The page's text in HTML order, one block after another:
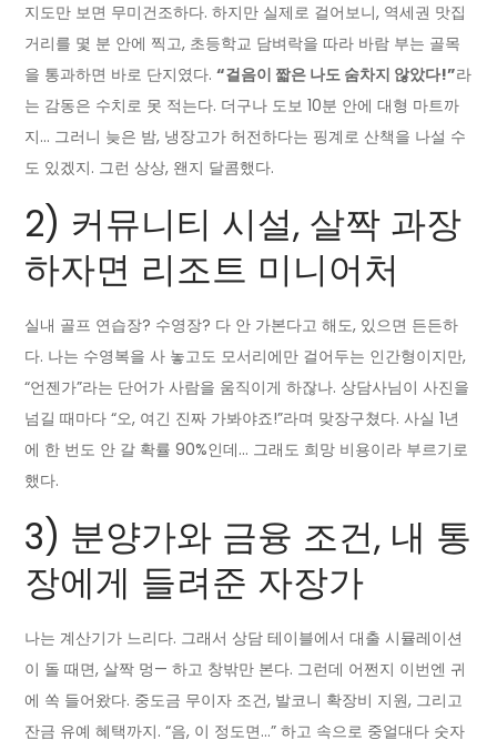
지도만 보면 무미건조하다. 하지만 실제로 걸어보니, 역세권 맛집
거리를 몇 분 안에 찍고, 초등학교 담벼락을 따라 바람 부는 골목
을 통과하면 바로 단지였다.“걸음이 짧은 나도 숨차지 않았다!”라
는 감동은 수치로 못 적는다. 더구나 도보 10분 안에 대형 마트까
지… 그러니 늦은 밤, 냉장고가 허전하다는 핑계로 산책을 나설 수
도 있겠지. 그런 상상, 왠지 달콤했다.
2) 커뮤니티 시설, 살짝 과장
하자면 리조트 미니어처
실내 골프 연습장? 수영장? 다 안 가본다고 해도, 있으면 든든하
다. 나는 수영복을 사 놓고도 모서리에만 걸어두는 인간형이지만,
“언젠가”라는 단어가 사람을 움직이게 하잖나. 상담사님이 사진을
넘길 때마다 “오, 여긴 진짜 가봐야죠!”라며 맞장구쳤다. 사실 1년
에 한 번도 안 갈 확률 90%인데… 그래도 희망 비용이라 부르기로
했다.
3) 분양가와 금융 조건, 내 통
장에게 들려준 자장가
나는 계산기가 느리다. 그래서 상담 테이블에서 대출 시뮬레이션
이 돌 때면, 살짝 멍— 하고 창밖만 본다. 그런데 어쩐지 이번엔 귀
에 쏙 들어왔다. 중도금 무이자 조건, 발코니 확장비 지원, 그리고
잔금 유예 혜택까지. “음, 이 정도면…” 하고 속으로 중얼대다 숫자